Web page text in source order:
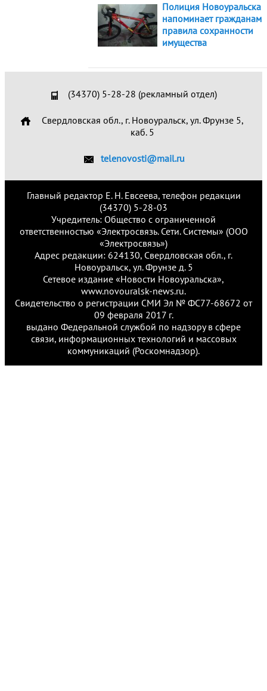
Полиция Новоуральска
напоминает гражданам
правила сохранности
имущества
(34370) 5-28-28 (рекламный отдел)
Свердловская обл., г. Новоуральск, ул. Фрунзе 5,
каб. 5
telenovosti@mail.ru
Главный редактор Е. Н. Евсеева, телефон редакции
(34370) 5-28-03
Учредитель: Общество с ограниченной
ответственностью «Электросвязь. Сети. Системы» (ООО
«Электросвязь»)
Адрес редакции: 624130, Свердловская обл., г.
Новоуральск, ул. Фрунзе д. 5
Сетевое издание «Новости Новоуральска»,
www.novouralsk-news.ru.
Свидетельство о регистрации СМИ Эл № ФС77-68672 от
09 февраля 2017 г.
выдано Федеральной службой по надзору в сфере
связи, информационных технологий и массовых
коммуникаций (Роскомнадзор).